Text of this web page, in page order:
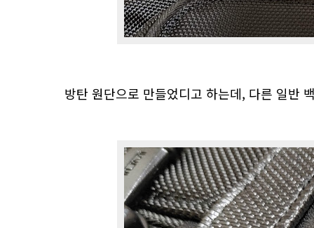
방탄 원단으로 만들었디고 하는데, 다른 일반